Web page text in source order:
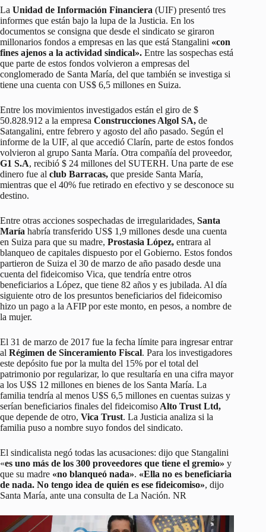
La Unidad de Información Financiera (UIF) presentó tres
informes que están bajo la lupa de la Justicia. En los
documentos se consigna que desde el sindicato se giraron
millonarios fondos a empresas en las que está Stangalini «con
fines ajenos a la actividad sindical». Entre las sospechas está
que parte de estos fondos volvieron a empresas del
conglomerado de Santa María, del que también se investiga si
tiene una cuenta con US$ 6,5 millones en Suiza.
Entre los movimientos investigados están el giro de $
50.828.912 a la empresa Construcciones Algol SA, de
Satangalini, entre febrero y agosto del año pasado. Según el
informe de la UIF, al que accedió Clarín, parte de estos fondos
volvieron al grupo Santa María. Otra compañía del proveedor,
G1 S.A, recibió $ 24 millones del SUTERH. Una parte de ese
dinero fue al club Barracas, que preside Santa María,
mientras que el 40% fue retirado en efectivo y se desconoce su
destino.
Entre otras acciones sospechadas de irregularidades, Santa
María habría transferido US$ 1,9 millones desde una cuenta
en Suiza para que su madre, Prostasia López, entrara al
blanqueo de capitales dispuesto por el Gobierno. Estos fondos
partieron de Suiza el 30 de marzo de año pasado desde una
cuenta del fideicomiso Vica, que tendría entre otros
beneficiarios a López, que tiene 82 años y es jubilada. Al día
siguiente otro de los presuntos beneficiarios del fideicomiso
hizo un pago a la AFIP por este monto, en pesos, a nombre de
la mujer.
El 31 de marzo de 2017 fue la fecha límite para ingresar entrar
al Régimen de Sinceramiento Fiscal. Para los investigadores
este depósito fue por la multa del 15% por el total del
patrimonio por regularizar, lo que resultaría en una cifra mayor
a los U$S 12 millones en bienes de los Santa María. La
familia tendría al menos U$S 6,5 millones en cuentas suizas y
serían beneficiarios finales del fideicomiso Alto Trust Ltd,
que depende de otro, Vica Trust. La Justicia analiza si la
familia puso a nombre suyo fondos del sindicato.
El sindicalista negó todas las acusaciones: dijo que Stangalini
«es uno más de los 300 proveedores que tiene el gremio» y
que su madre «no blanqueó nada». «Ella no es beneficiaria
de nada. No tengo idea de quién es ese fideicomiso», dijo
Santa María, ante una consulta de La Nación. NR